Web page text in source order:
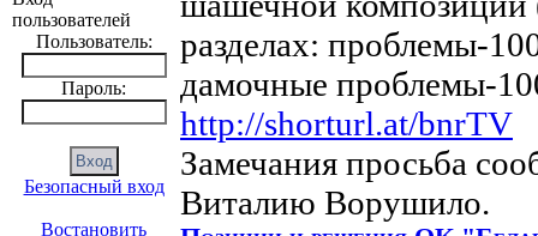
пользователей
Пользователь:
Пароль:
Безопасный вход
Востановить
разделах: проблемы-
дамочные проблемы-
http://shorturl.at/bnrTV
Замечания просьба
Виталию Ворушило.